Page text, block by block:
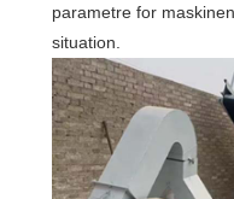
parametre for
situation.